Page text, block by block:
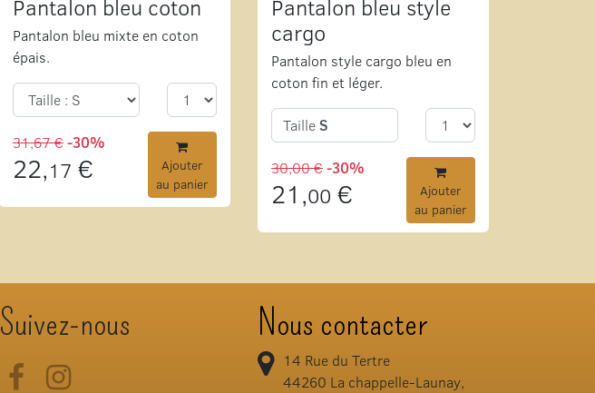
Pantalon bleu coton
Pantalon bleu mixte en coton
épais.
31,67 €-30%
22,17 €
Ajouter
au panier
Pantalon bleu style
cargo
Pantalon style cargo bleu en
coton fin et léger.
Taille S
30,00 €-30%
21,00 €
Ajouter
au panier
Suivez-nous
FacebookInstagram
Nous contacter
14 Rue du Tertre
44260 La chappelle-Launay,